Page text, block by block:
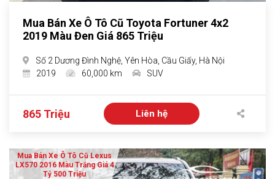
Mua Bán Xe Ô Tô Cũ Toyota Fortuner 4x2
2019 Màu Đen Giá 865 Triệu
Số 2 Dương Đình Nghệ, Yên Hòa, Cầu Giấy, Hà Nội
2019
60,000 km SUV
865 Triệu Liên hệ
Mua Bán Xe Ô Tô Cũ Lexus
LX570 2016 Màu Trắng Giá 4
Tỷ 500 Triệu